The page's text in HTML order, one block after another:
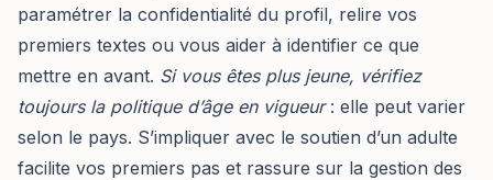
paramétrer la confidentialité du profil, relire vos
premiers textes ou vous aider à identifier ce que
mettre en avant. Si vous êtes plus jeune, vérifiez
toujours la politique d’âge en vigueur: elle peut varier
selon le pays. S’impliquer avec le soutien d’un adulte
facilite vos premiers pas et rassure sur la gestion des